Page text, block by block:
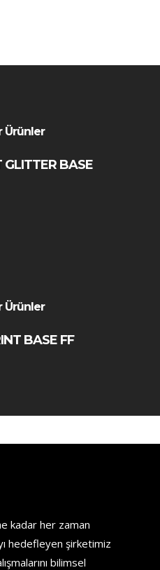
Ürünler
BASE
Ürünler
BASE FF
kadar her zaman
hedefleyen şirketimiz
bilimsel